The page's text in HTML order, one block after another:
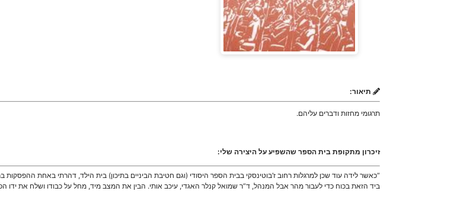
תיאור:
תרגומי מחזות ודברים עליהם.
זיכרון מתקופת בית הספר שהשפיע על היצירה שלי:
“כאשר לידה עוד שכן למרגלות רחוב ז’בוטינסקי בבית הספר היסודי (וגם חטיבת הביניים בתיכון) בית הילד, דהרתי באחת
ביד הזאת בכוח כדי לעבור מהר אבל המנהל, ד”ר שמואל קנלר האגדי, עיכב אותי. הבין את המצב מיד, מחל על כבודו ושלח את ידו